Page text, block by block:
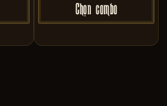
Chọn combo